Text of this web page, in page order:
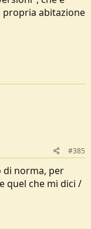
abitazione
#385
di norma, per
quel che mi dici /